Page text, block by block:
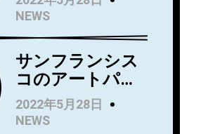
き俊英Mommaが
日本デビューア
ルバム
『Household
Name』を7月に
リリース！Wet
LegのUS公演で
NEWS
サンフランシス
コのアートパン
クトリオRip
Roomが、
2022年5月28日
NEWS